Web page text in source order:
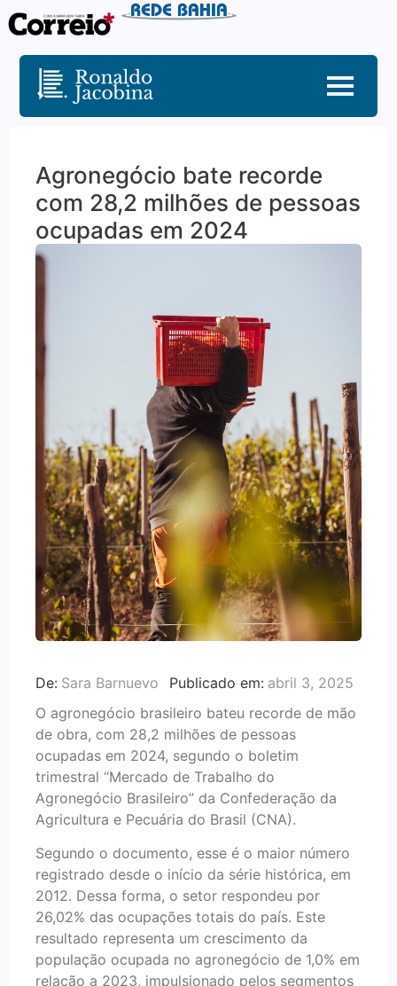
Agronegócio bate recorde
com 28,2 milhões de pessoas
ocupadas em 2024
De: Sara Barnuevo Publicado em: abril 3, 2025
O agronegócio brasileiro bateu recorde de mão
de obra, com 28,2 milhões de pessoas
ocupadas em 2024, segundo o boletim
trimestral “Mercado de Trabalho do
Agronegócio Brasileiro” da Confederação da
Agricultura e Pecuária do Brasil (CNA).
Segundo o documento, esse é o maior número
registrado desde o início da série histórica, em
2012. Dessa forma, o setor respondeu por
26,02% das ocupações totais do país. Este
resultado representa um crescimento da
população ocupada no agronegócio de 1,0% em
relação a 2023, impulsionado pelos segmentos